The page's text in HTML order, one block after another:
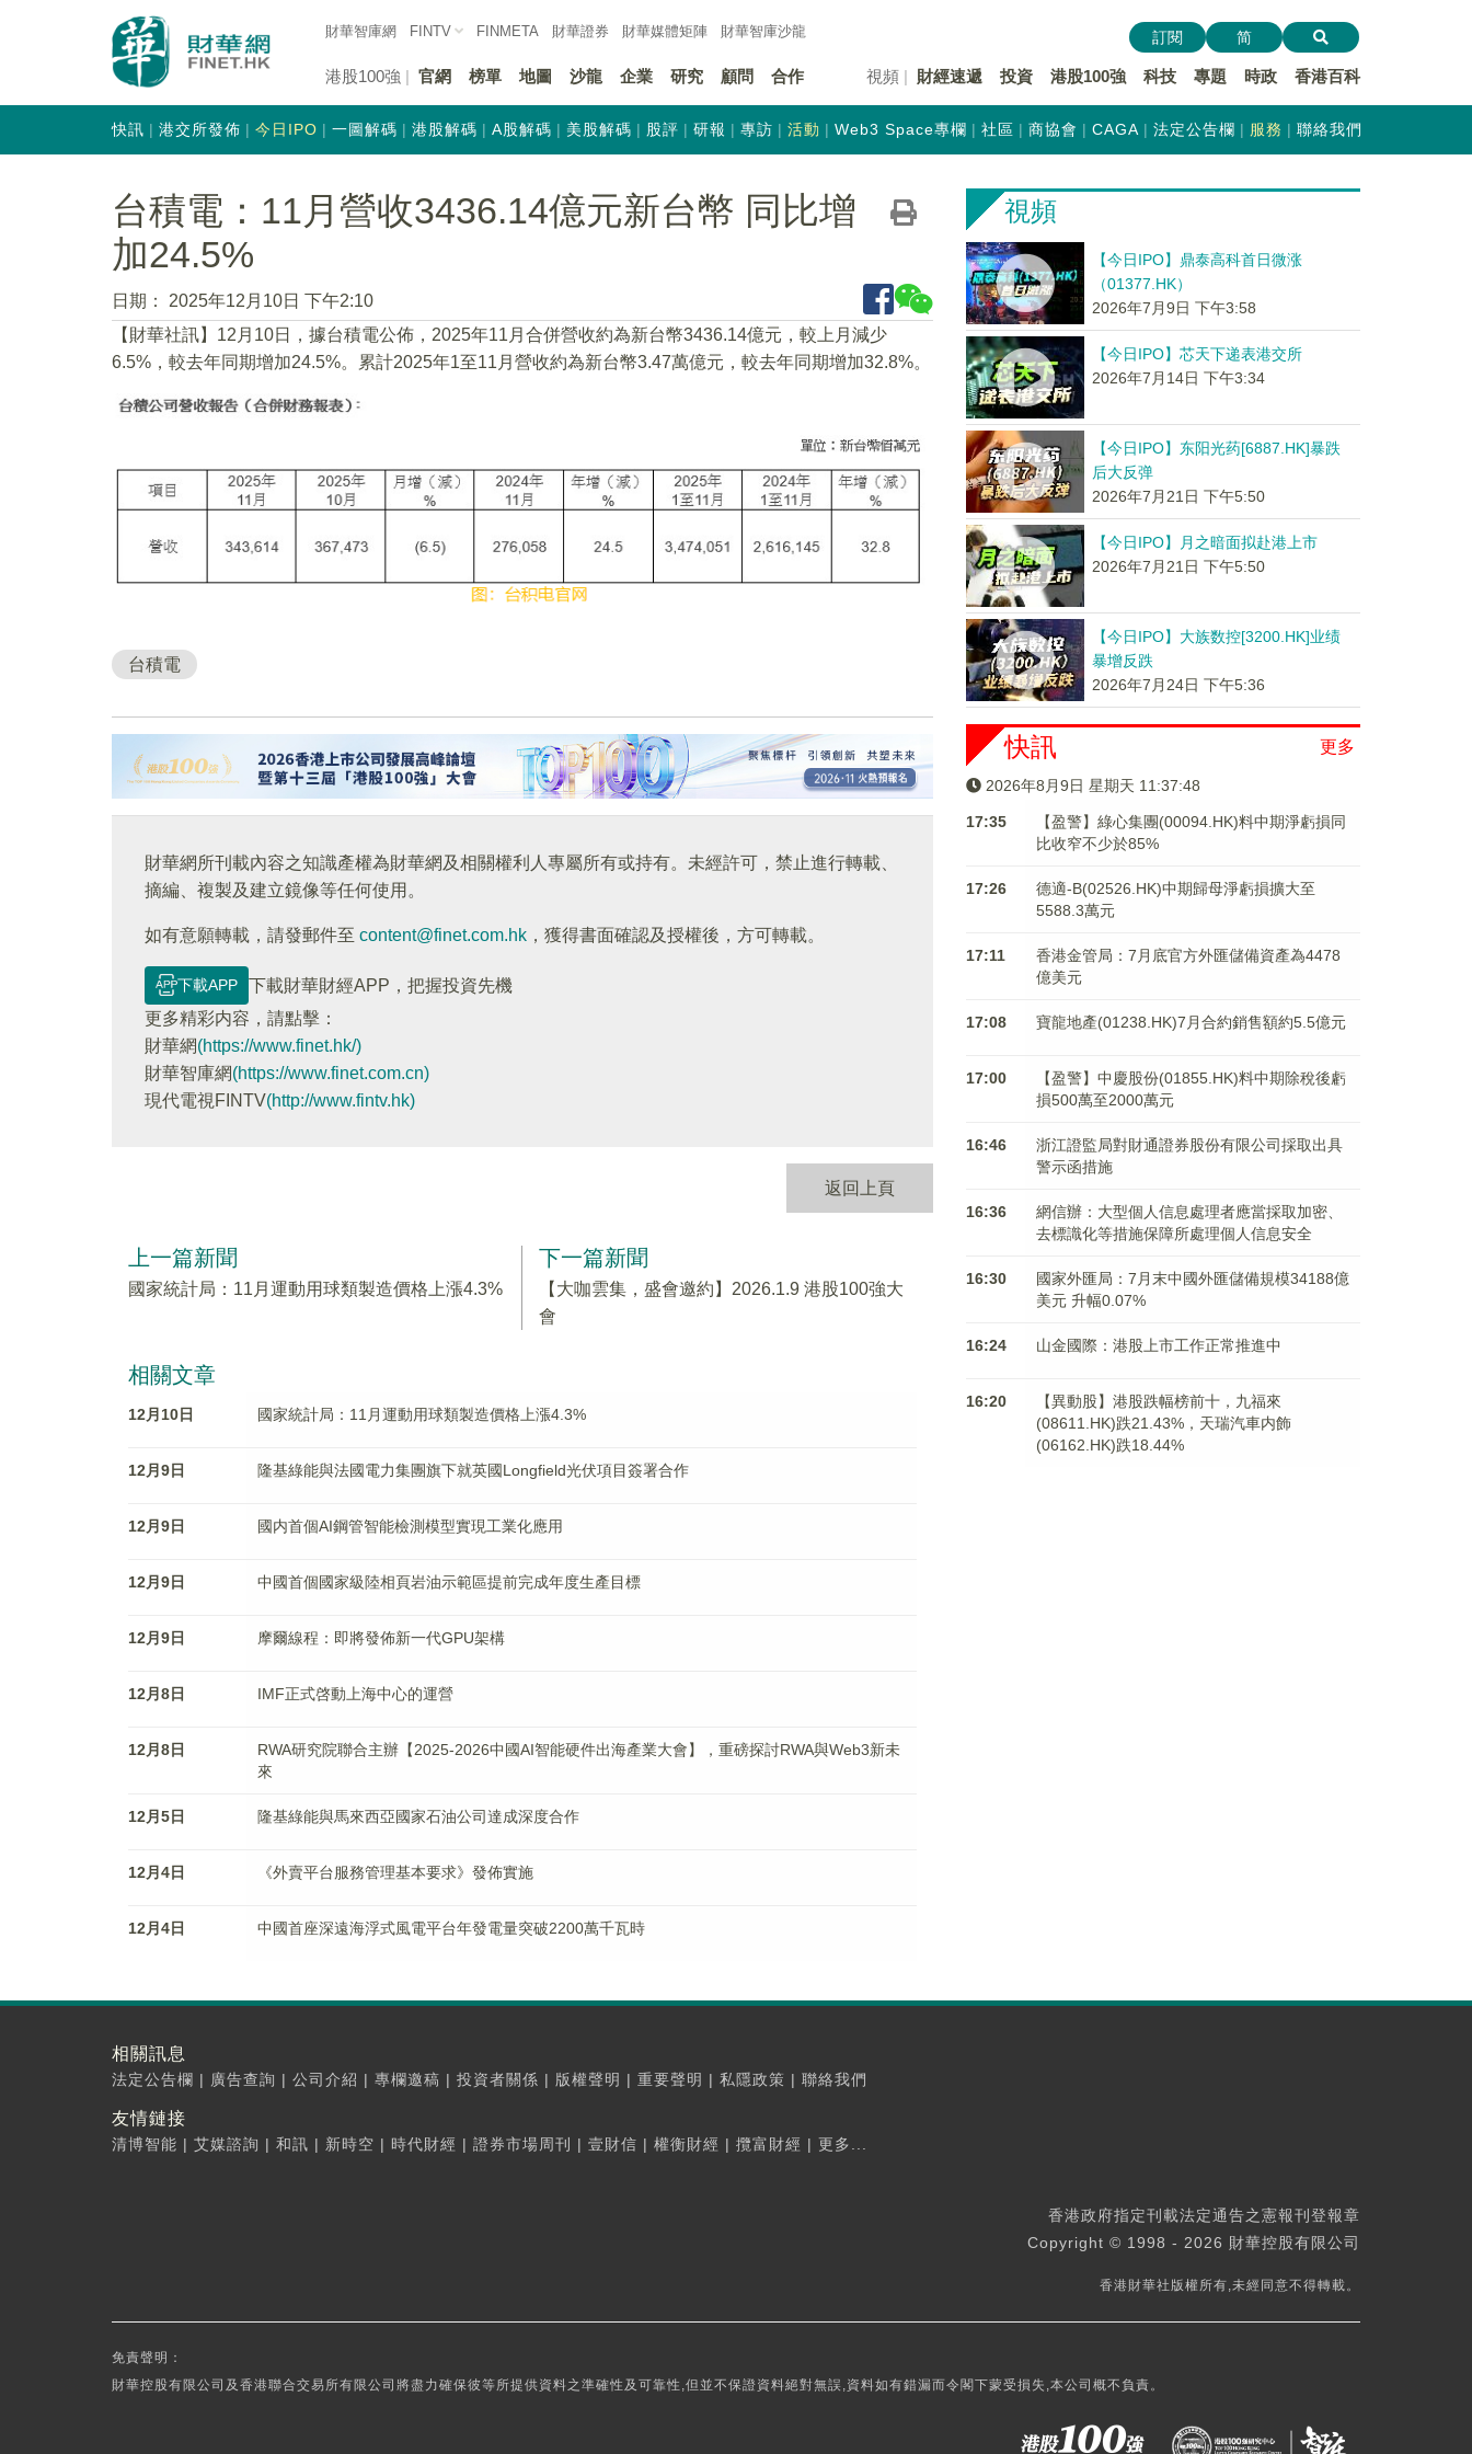
財華智庫網 FINTV FINMETA 財華證券 財華媒體矩陣 財華智庫沙龍
港股100強 官網 榜單 地圖 沙龍 企業 研究 顧問 合作 視頻 財經速遞 投資 港股100強 科技 專題 時政 香港百科
訂閱 简
快訊 港交所發佈 今日IPO 一圖解碼 港股解碼 A股解碼 美股解碼 股評 研報 專訪 活動 Web3 Space專欄 社區 商協會 CAGA 法定公告欄 服務 聯絡我們
台積電：11月營收3436.14億元新台幣 同比增
加24.5%
日期：
2025年12月10日 下午2:10
【財華社訊】12月10日，據台積電公佈，2025年11月合併營收約為新台幣3436.14億元，較上月減少
6.5%，較去年同期增加24.5%。累計2025年1至11月營收約為新台幣3.47萬億元，較去年同期增加32.8%。
台積電
財華網所刊載內容之知識產權為財華網及相關權利人專屬所有或持有。未經許可，禁止進行轉載、
摘編、複製及建立鏡像等任何使用。
如有意願轉載，請發郵件至 content@finet.com.hk ，獲得書面確認及授權後，方可轉載。
下載APP
下載財華財經APP，把握投資先機
更多精彩内容，請點擊：
財華網(https://www.finet.hk/)
財華智庫網(https://www.finet.com.cn)
現代電視FINTV(http://www.fintv.hk)
返回上頁
上一篇新聞
國家統計局：11月運動用球類製造價格上漲4.3%
下一篇新聞
【大咖雲集，盛會邀約】2026.1.9 港股100強大
會
相關文章
12月10日 國家統計局：11月運動用球類製造價格上漲4.3%
12月9日 隆基綠能與法國電力集團旗下就英國Longfield光伏項目簽署合作
12月9日 國内首個AI鋼管智能檢測模型實現工業化應用
12月9日 中國首個國家級陸相頁岩油示範區提前完成年度生產目標
12月9日 摩爾線程：即將發佈新一代GPU架構
12月8日 IMF正式啓動上海中心的運營
12月8日
RWA研究院聯合主辦【2025-2026中國AI智能硬件出海產業大會】，重磅探討RWA與Web3新未
來
12月5日 隆基綠能與馬來西亞國家石油公司達成深度合作
12月4日 《外賣平台服務管理基本要求》發佈實施
12月4日 中國首座深遠海浮式風電平台年發電量突破2200萬千瓦時
視頻
【今日IPO】鼎泰高科首日微涨
（01377.HK）
2026年7月9日 下午3:58
【今日IPO】芯天下递表港交所
2026年7月14日 下午3:34
【今日IPO】东阳光药[6887.HK]暴跌
后大反弹
2026年7月21日 下午5:50
【今日IPO】月之暗面拟赴港上市
2026年7月21日 下午5:50
【今日IPO】大族数控[3200.HK]业绩
暴增反跌
2026年7月24日 下午5:36
更多
快訊
2026年8月9日 星期天 11:37:49
17:35
【盈警】綠心集團(00094.HK)料中期淨虧損同
比收窄不少於85%
17:26
德適-B(02526.HK)中期歸母淨虧損擴大至
5588.3萬元
17:11
香港金管局：7月底官方外匯儲備資產為4478
億美元
17:08 寶龍地產(01238.HK)7月合約銷售額約5.5億元
17:00
【盈警】中慶股份(01855.HK)料中期除稅後虧
損500萬至2000萬元
16:46
浙江證監局對財通證券股份有限公司採取出具
警示函措施
16:36
網信辦：大型個人信息處理者應當採取加密、
去標識化等措施保障所處理個人信息安全
16:30
國家外匯局：7月末中國外匯儲備規模34188億
美元 升幅0.07%
16:24 山金國際：港股上市工作正常推進中
16:20
【異動股】港股跌幅榜前十，九福來
(08611.HK)跌21.43%，天瑞汽車内飾
(06162.HK)跌18.44%
相關訊息
法定公告欄 | 廣告查詢 | 公司介紹 | 專欄邀稿 | 投資者關係 | 版權聲明 | 重要聲明 | 私隱政策 | 聯絡我們
友情鏈接
清博智能 | 艾媒諮詢 | 和訊 | 新時空 | 時代財經 | 證券市場周刊 | 壹財信 | 權衡財經 | 攬富財經 | 更多...
香港政府指定刊載法定通告之憲報刊登報章
Copyright © 1998 - 2026 財華控股有限公司
香港財華社版權所有,未經同意不得轉載。
免責聲明：
財華控股有限公司及香港聯合交易所有限公司將盡力確保彼等所提供資料之準確性及可靠性,但並不保證資料絕對無誤,資料如有錯漏而令閣下蒙受損失,本公司概不負責。